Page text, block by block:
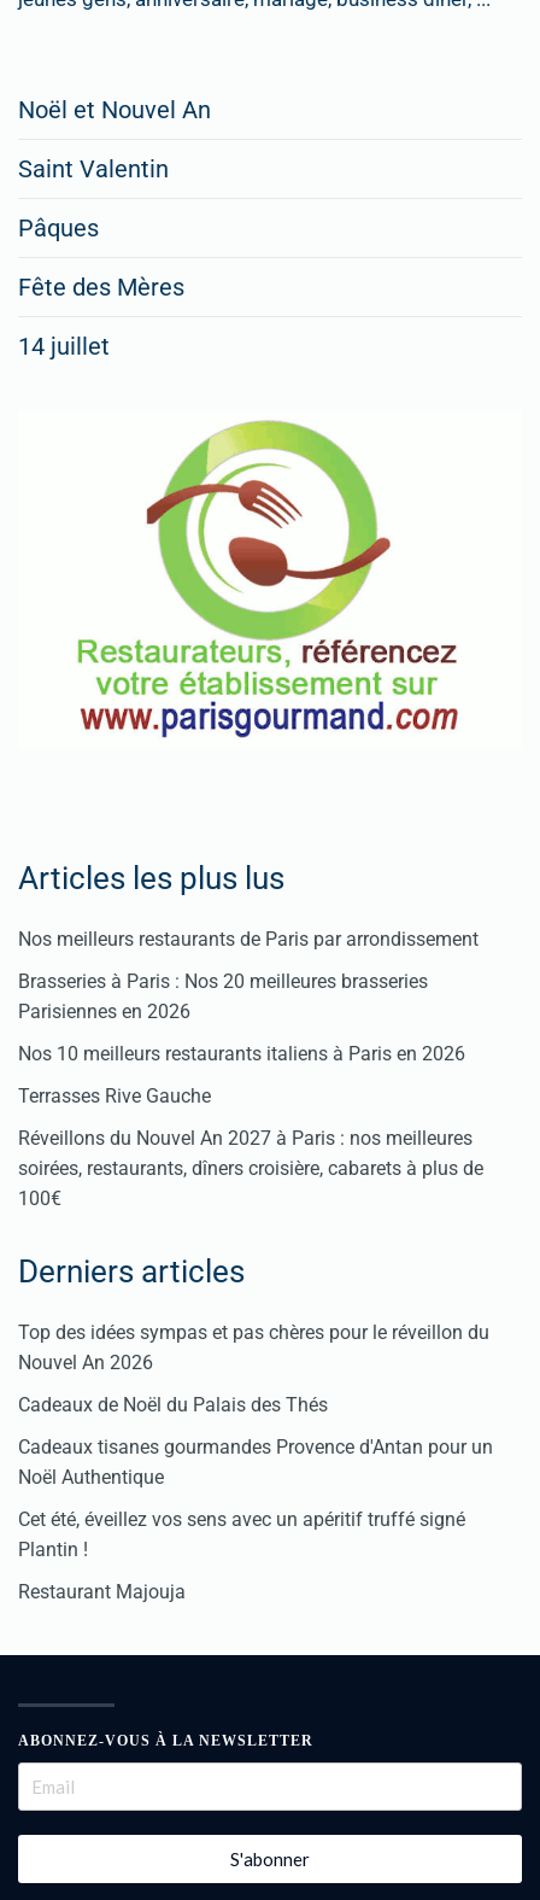
rubriques
Spéciales
Fêtes
Pour
enregistrer
votre
restaurant
Noël et Nouvel An
Saint Valentin
Pâques
Fête des Mères
14 juillet
Articles les plus lus
Nos meilleurs restaurants de Paris par arrondissement
Brasseries à Paris : Nos 20 meilleures brasseries
Parisiennes en 2026
Nos 10 meilleurs restaurants italiens à Paris en 2026
Terrasses Rive Gauche
Réveillons du Nouvel An 2027 à Paris : nos meilleures
soirées, restaurants, dîners croisière, cabarets à plus de
100€
Derniers articles
Top des idées sympas et pas chères pour le réveillon du
Nouvel An 2026
Cadeaux de Noël du Palais des Thés
Cadeaux tisanes gourmandes Provence d'Antan pour un
Noël Authentique
Cet été, éveillez vos sens avec un apéritif truffé signé
Plantin !
Restaurant Majouja
ABONNEZ-VOUS À LA NEWSLETTER
S'abonner